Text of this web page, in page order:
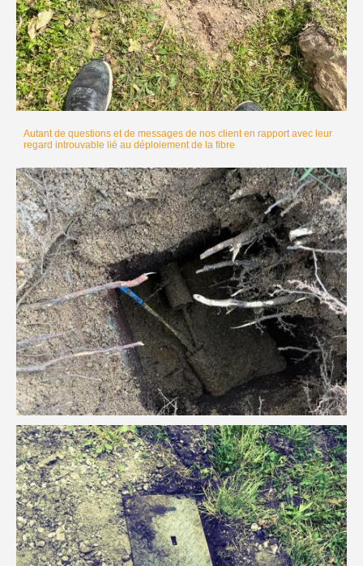
Autant de questions et de messages de nos client en rapport avec leur
regard introuvable lié au déploiement de la fibre